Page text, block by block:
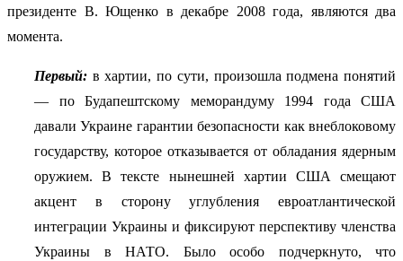
президенте В. Ющенко в декабре 2008 года, являются два
момента.
Первый: в хартии, по сути, произошла подмена понятий
— по Будапештскому меморандуму 1994 года США
давали Украине гарантии безопасности как внеблоковому
государству, которое отказывается от обладания ядерным
оружием. В тексте нынешней хартии США смещают
акцент в сторону углубления евроатлантической
интеграции Украины и фиксируют перспективу членства
Украины в НАТО. Было особо подчеркнуто, что